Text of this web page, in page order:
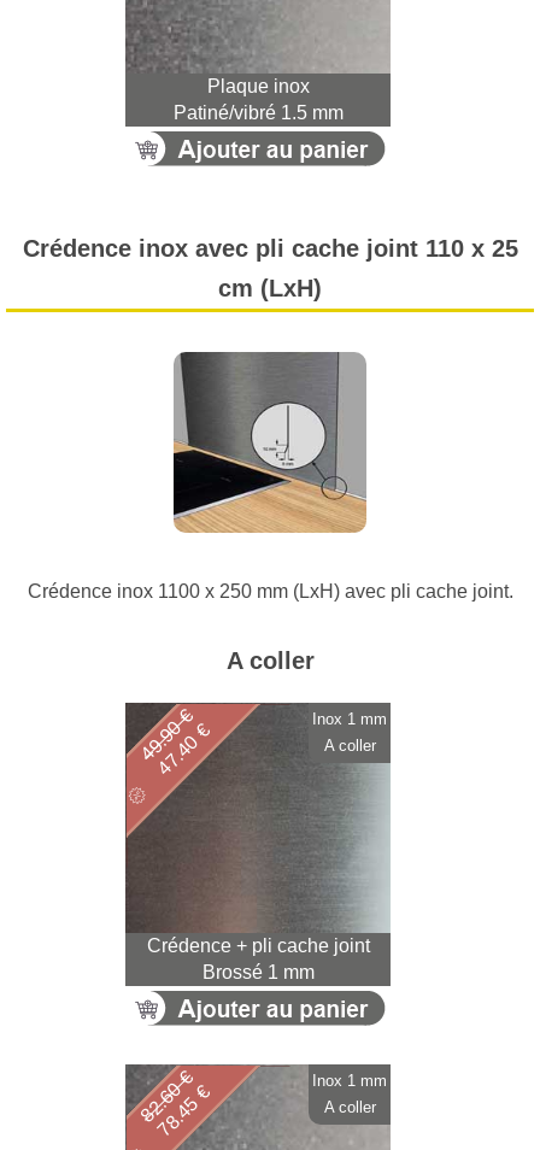
Plaque inox
Patiné/vibré 1.5 mm
Crédence inox avec pli cache joint 110 x 25
cm (LxH)
Crédence inox 1100 x 250 mm (LxH) avec pli cache joint.
A coller
Crédence + pli cache joint
Brossé 1 mm
47.40 €
49.90 €
Inox 1 mm
A coller
78.45 €
82.60 €
Inox 1 mm
A coller